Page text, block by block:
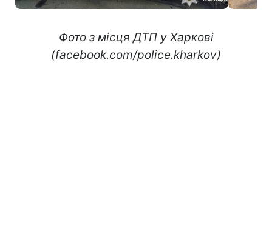
Фото з місця ДТП у Харкові
(facebook.com/police.kharkov)